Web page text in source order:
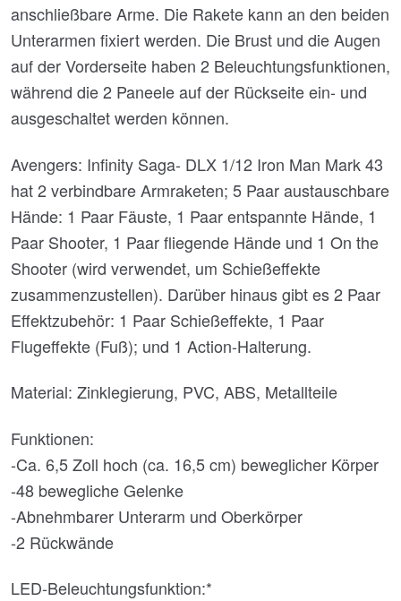
anschließbare Arme. Die Rakete kann an den beiden
Unterarmen fixiert werden. Die Brust und die Augen
auf der Vorderseite haben 2 Beleuchtungsfunktionen,
während die 2 Paneele auf der Rückseite ein- und
ausgeschaltet werden können.
Avengers: Infinity Saga- DLX 1/12 Iron Man Mark 43
hat 2 verbindbare Armraketen; 5 Paar austauschbare
Hände: 1 Paar Fäuste, 1 Paar entspannte Hände, 1
Paar Shooter, 1 Paar fliegende Hände und 1 On the
Shooter (wird verwendet, um Schießeffekte
zusammenzustellen). Darüber hinaus gibt es 2 Paar
Effektzubehör: 1 Paar Schießeffekte, 1 Paar
Flugeffekte (Fuß); und 1 Action-Halterung.
Material: Zinklegierung, PVC, ABS, Metallteile
Funktionen:
-Ca. 6,5 Zoll hoch (ca. 16,5 cm) beweglicher Körper
-48 bewegliche Gelenke
-Abnehmbarer Unterarm und Oberkörper
-2 Rückwände
LED-Beleuchtungsfunktion:*